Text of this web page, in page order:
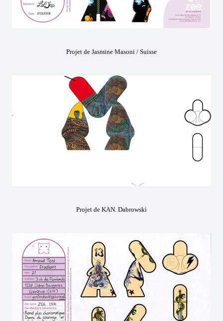
Projet de Jasmine Masoni / Suisse
Projet de KAN. Dabrowski